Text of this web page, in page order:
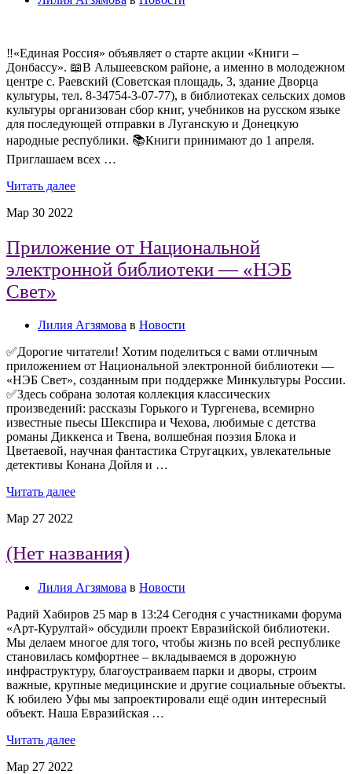
‼«Единая Россия» объявляет о старте акции «Книги –
Донбассу». 📖В Альшеевском районе, а именно в молодежном
центре с. Раевский (Советская площадь, 3, здание Дворца
культуры, тел. 8-34754-3-07-77), в библиотеках сельских домов
культуры организован сбор книг, учебников на русском языке
для последующей отправки в Луганскую и Донецкую
народные республики. 📚Книги принимают до 1 апреля.
Приглашаем всех …
Читать далее
Мар 30 2022
Приложение от Национальной
электронной библиотеки — «НЭБ
Свет»
Лилия Агзямова в Новости
✅Дорогие читатели! Хотим поделиться с вами отличным
приложением от Национальной электронной библиотеки —
«НЭБ Свет», созданным при поддержке Минкультуры России.
✅Здесь собрана золотая коллекция классических
произведений: рассказы Горького и Тургенева, всемирно
известные пьесы Шекспира и Чехова, любимые с детства
романы Диккенса и Твена, волшебная поэзия Блока и
Цветаевой, научная фантастика Стругацких, увлекательные
детективы Конана Дойля и …
Читать далее
Мар 27 2022
(Нет названия)
Лилия Агзямова в Новости
Радий Хабиров 25 мар в 13:24 Сегодня с участниками форума
«Арт-Курултай» обсудили проект Евразийской библиотеки.
Мы делаем многое для того, чтобы жизнь по всей республике
становилась комфортнее – вкладываемся в дорожную
инфраструктуру, благоустраиваем парки и дворы, строим
важные, крупные медицинские и другие социальные объекты.
К юбилею Уфы мы запроектировали ещё один интересный
объект. Наша Евразийская …
Читать далее
Мар 27 2022